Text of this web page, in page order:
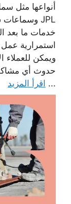
أنواعها
خدمات ما بعد
استمرارية
ويمكن
حدوث أي
... اقرأ المزيد